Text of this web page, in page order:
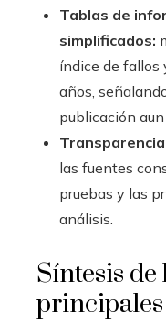
Tablas de
simplificados:
índice de fallos
años,
publicación
las fuentes
pruebas y las
análisis.
Síntesis de